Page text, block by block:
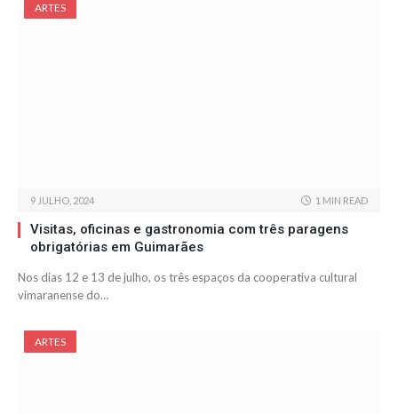
ARTES
9 JULHO, 2024 1 MIN READ
Visitas, oficinas e gastronomia com três paragens
obrigatórias em Guimarães
Nos dias 12 e 13 de julho, os três espaços da cooperativa cultural
vimaranense do…
ARTES